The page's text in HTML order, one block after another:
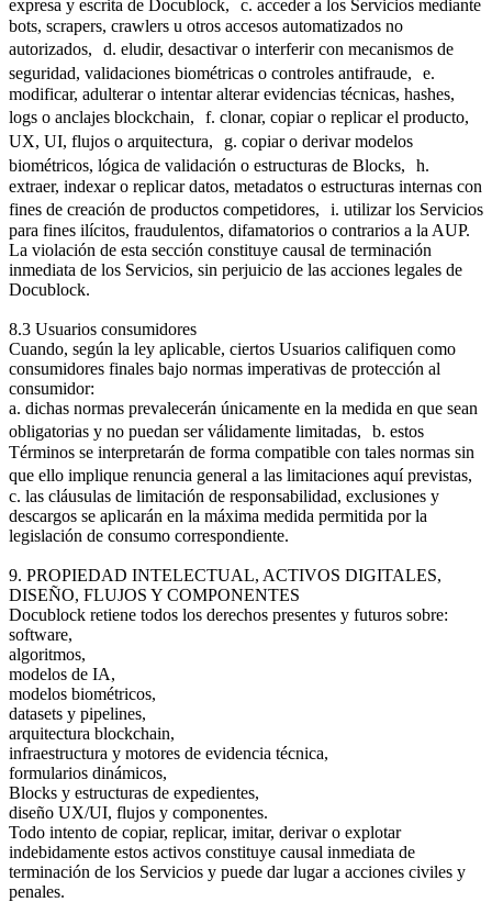
expresa y escrita de Docublock, c. acceder a los Servicios mediante
bots, scrapers, crawlers u otros accesos automatizados no
autorizados, d. eludir, desactivar o interferir con mecanismos de
seguridad, validaciones biométricas o controles antifraude, e.
modificar, adulterar o intentar alterar evidencias técnicas, hashes,
logs o anclajes blockchain, f. clonar, copiar o replicar el producto,
UX, UI, flujos o arquitectura, g. copiar o derivar modelos
biométricos, lógica de validación o estructuras de Blocks, h.
extraer, indexar o replicar datos, metadatos o estructuras internas con
fines de creación de productos competidores, i. utilizar los Servicios
para fines ilícitos, fraudulentos, difamatorios o contrarios a la AUP.
La violación de esta sección constituye causal de terminación
inmediata de los Servicios, sin perjuicio de las acciones legales de
Docublock.
8.3 Usuarios consumidores
Cuando, según la ley aplicable, ciertos Usuarios califiquen como
consumidores finales bajo normas imperativas de protección al
consumidor:
a. dichas normas prevalecerán únicamente en la medida en que sean
obligatorias y no puedan ser válidamente limitadas, b. estos
Términos se interpretarán de forma compatible con tales normas sin
que ello implique renuncia general a las limitaciones aquí previstas,
c. las cláusulas de limitación de responsabilidad, exclusiones y
descargos se aplicarán en la máxima medida permitida por la
legislación de consumo correspondiente.
9. PROPIEDAD INTELECTUAL, ACTIVOS DIGITALES,
DISEÑO, FLUJOS Y COMPONENTES
Docublock retiene todos los derechos presentes y futuros sobre:
software,
algoritmos,
modelos de IA,
modelos biométricos,
datasets y pipelines,
arquitectura blockchain,
infraestructura y motores de evidencia técnica,
formularios dinámicos,
Blocks y estructuras de expedientes,
diseño UX/UI, flujos y componentes.
Todo intento de copiar, replicar, imitar, derivar o explotar
indebidamente estos activos constituye causal inmediata de
terminación de los Servicios y puede dar lugar a acciones civiles y
penales.